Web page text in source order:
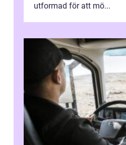
utformad för att mö...